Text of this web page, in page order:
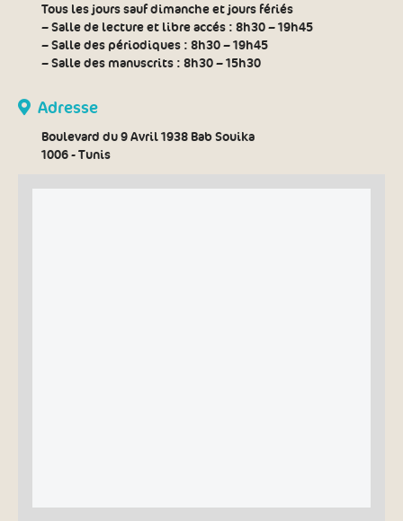
Tous les jours sauf dimanche et jours fériés
– Salle de lecture et libre accés : 8h30 – 19h45
– Salle des périodiques : 8h30 – 19h45
– Salle des manuscrits : 8h30 – 15h30
Adresse
Boulevard du 9 Avril 1938 Bab Souika
1006 - Tunis